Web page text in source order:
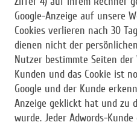
Google-Anzeige auf unsere
Cookies verlieren nach 30
dienen nicht der
Nutzer bestimmte Seiten der
Kunden und das Cookie ist
Google und der Kunde
Anzeige geklickt hat und zu
wurde. Jeder Adwords-